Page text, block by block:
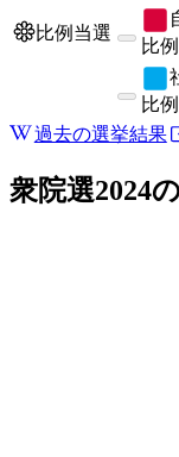
比例当選
比例
比例
過去の選挙結果
衆院選2024